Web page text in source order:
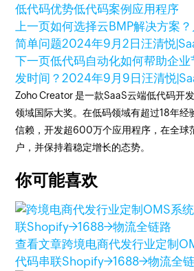
低代码优势低代码案例 应用程序
上一页如何选择云BMP解决方案
简单问题2024年9月2日汪清悦
下一页低代码自动化如何帮助企
发时间？2024年9月9日汪清悦
Zoho Creator 是一款SaaS云端低代码开
领域国际大奖。在低码领域有超过18年经
信赖，开发超600万个应用程序，在全球
户，并保持着稳定增长的态势。
你可能喜欢
查看文章跨境电商代发行业定制
代码串联Shopify→1688→物流全